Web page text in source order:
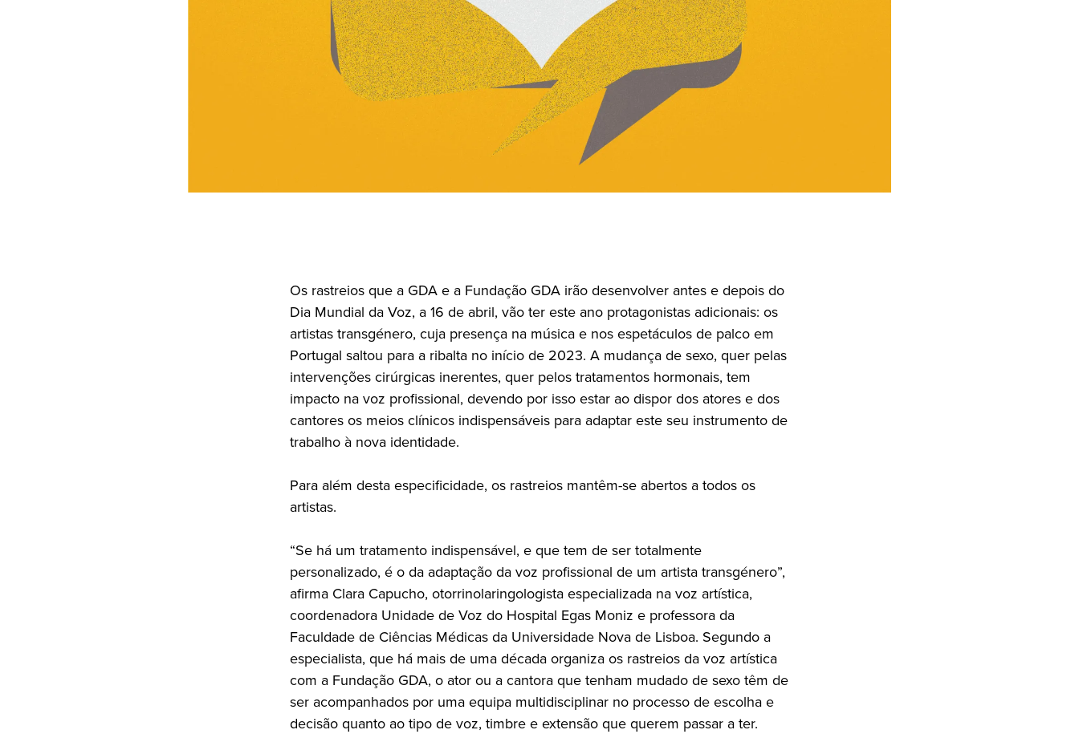
Os rastreios que a GDA e a Fundação GDA irão desenvolver antes e depois do
Dia Mundial da Voz, a 16 de abril, vão ter este ano protagonistas adicionais: os
artistas transgénero, cuja presença na música e nos espetáculos de palco em
Portugal saltou para a ribalta no início de 2023. A mudança de sexo, quer pelas
intervenções cirúrgicas inerentes, quer pelos tratamentos hormonais, tem
impacto na voz profissional, devendo por isso estar ao dispor dos atores e dos
cantores os meios clínicos indispensáveis para adaptar este seu instrumento de
trabalho à nova identidade.
Para além desta especificidade, os rastreios mantêm-se abertos a todos os
artistas.
“Se há um tratamento indispensável, e que tem de ser totalmente
personalizado, é o da adaptação da voz profissional de um artista transgénero”,
afirma Clara Capucho, otorrinolaringologista especializada na voz artística,
coordenadora Unidade de Voz do Hospital Egas Moniz e professora da
Faculdade de Ciências Médicas da Universidade Nova de Lisboa. Segundo a
especialista, que há mais de uma década organiza os rastreios da voz artística
com a Fundação GDA, o ator ou a cantora que tenham mudado de sexo têm de
ser acompanhados por uma equipa multidisciplinar no processo de escolha e
decisão quanto ao tipo de voz, timbre e extensão que querem passar a ter.